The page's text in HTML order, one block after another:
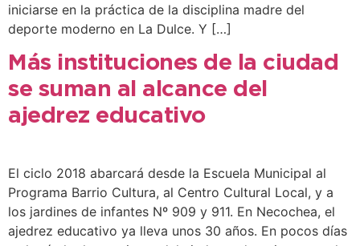
iniciarse en la práctica de la disciplina madre del
deporte moderno en La Dulce. Y […]
Más instituciones de la ciudad
se suman al alcance del
ajedrez educativo
El ciclo 2018 abarcará desde la Escuela Municipal al
Programa Barrio Cultura, al Centro Cultural Local, y a
los jardines de infantes Nº 909 y 911. En Necochea, el
ajedrez educativo ya lleva unos 30 años. En pocos días